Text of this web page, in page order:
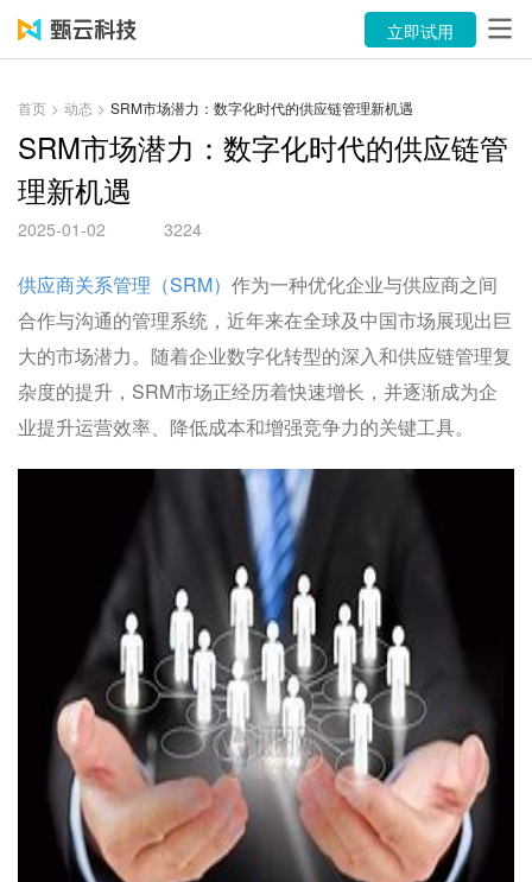
产品
案例
资源中心
立即试用
售前咨询：400-116-6869
售后服务：400-116-0808
立即试用
首页 > 动态 > SRM市场潜力：数字化时代的供应链管理新机遇
SRM市场潜力：数字化时代的供应链管
理新机遇
2025-01-02 3224
供应商关系管理（SRM） 作为一种优化企业与供应商之间
合作与沟通的管理系统，近年来在全球及中国市场展现出巨
大的市场潜力。随着企业数字化转型的深入和供应链管理复
杂度的提升，SRM市场正经历着快速增长，并逐渐成为企
业提升运营效率、降低成本和增强竞争力的关键工具。